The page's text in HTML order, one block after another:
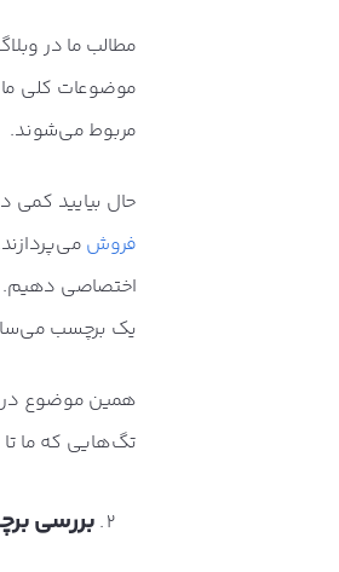
مطالب ما در
موضوعات کلی ما
مربوط می‌شوند.
حال بیایید کمی
فروش
اختصاصی دهیم.
یک برچسب
همین موضوع در
تگ‌هایی که ما تا
بررسی